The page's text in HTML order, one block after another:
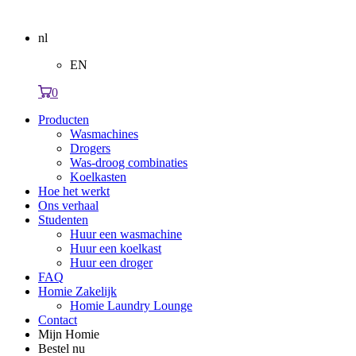
nl
EN
0
Producten
Wasmachines
Drogers
Was-droog combinaties
Koelkasten
Hoe het werkt
Ons verhaal
Studenten
Huur een wasmachine
Huur een koelkast
Huur een droger
FAQ
Homie Zakelijk
Homie Laundry Lounge
Contact
Mijn Homie
Bestel nu